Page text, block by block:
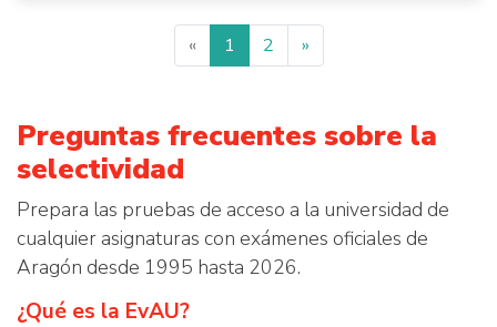
« 1 2 »
Preguntas frecuentes sobre la
selectividad
Prepara las pruebas de acceso a la universidad de
cualquier asignaturas con exámenes oficiales de
Aragón desde 1995 hasta 2026.
¿Qué es la EvAU?